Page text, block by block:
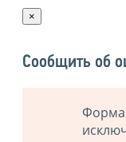
×
Сообщить об
Форма